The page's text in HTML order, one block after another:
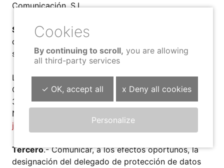
Comunicación, S.L.
Segundo.- Señalar como datos de contacto del
delegado de protección de datos personales los
siguientes:
Larraby Electrónica y Comunicación, S.L.
C/ Idoia, 4 – 1º izda.
31180 Zizur Mayor
Navarra
josean@larraby.com
Tercero.- Comunicar, a los efectos oportunos, la
designación del delegado de protección de datos
By continuing to scroll, you are allowing
all third-party services
✓ OK, accept all x Deny all cookies
Personalize